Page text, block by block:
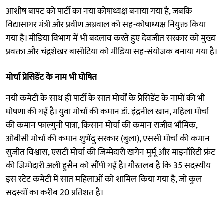
आशीष बापट को पार्टी का नया कोषाध्यक्ष बनाया गया है, जबकि
विद्यासागर मंत्री और प्रवीण अग्रवाल को सह-कोषाध्यक्ष नियुक्त किया
गया है। मीडिया विभाग में भी बदलाव करते हुए देवजीत सरकार को मुख्य
प्रवक्ता और चंद्रशेखर बासोटिया को मीडिया सह-संयोजक बनाया गया है।
मोर्चा प्रेसिडेंट के नाम भी घोषित
नयी कमेटी के साथ ही पार्टी के सात मोर्चों के प्रेसिडेंट के नामों की भी
घोषणा की गई है। युवा मोर्चा की कमान डॉ. इंद्रनील खान, महिला मोर्चा
की कमान फाल्गुनी पात्रा, किसान मोर्चा की कमान राजीव भौमिक,
ओबीसी मोर्चा की कमान शुभेंदु सरकार (बुला), एससी मोर्चा की कमान
सुजीत विश्वास, एसटी मोर्चा की जिम्मेदारी खगेन मुर्मू और माइनॉरिटी फ्रंट
की जिम्मेदारी अली हुसैन को सौंपी गई है। गौरतलब है कि 35 सदस्यीय
इस स्टेट कमेटी में सात महिलाओं को शामिल किया गया है, जो कुल
सदस्यों का करीब 20 प्रतिशत है।